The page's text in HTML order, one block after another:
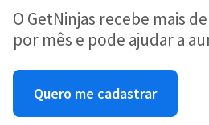
O GetNinjas recebe mais
por mês e pode ajudar a
Quero me cadastrar